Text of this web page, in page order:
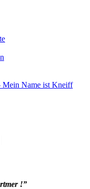
Mein Name ist Kneiff
!”